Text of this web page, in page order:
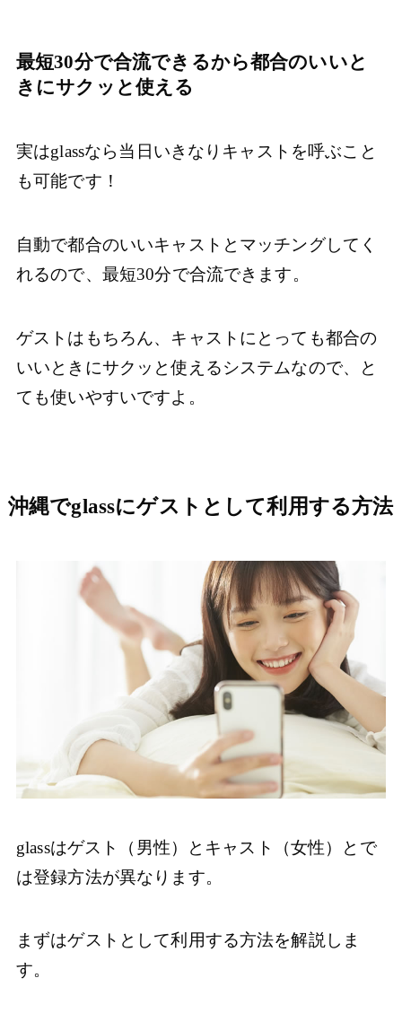
最短30分で合流できるから都合のいいと
きにサクッと使える
実はglassなら当日いきなりキャストを呼ぶこと
も可能です！
自動で都合のいいキャストとマッチングしてく
れるので、最短30分で合流できます。
ゲストはもちろん、キャストにとっても都合の
いいときにサクッと使えるシステムなので、と
ても使いやすいですよ。
沖縄でglassにゲストとして利用する方法
glassはゲスト（男性）とキャスト（女性）とで
は登録方法が異なります。
まずはゲストとして利用する方法を解説しま
す。